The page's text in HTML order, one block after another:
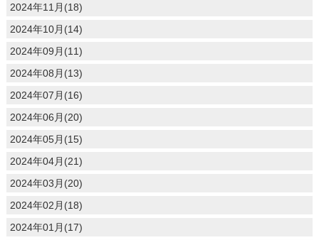
2024年11月(18)
2024年10月(14)
2024年09月(11)
2024年08月(13)
2024年07月(16)
2024年06月(20)
2024年05月(15)
2024年04月(21)
2024年03月(20)
2024年02月(18)
2024年01月(17)